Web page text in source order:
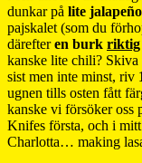
dunkar på lite
pajskalet (som du
därefteren burk riktig
kanske lite chili? Skiva
sist men inte minst, riv
ugnen tills osten fått
kanske vi försöker oss
Knifes första, och i
Charlotta… making